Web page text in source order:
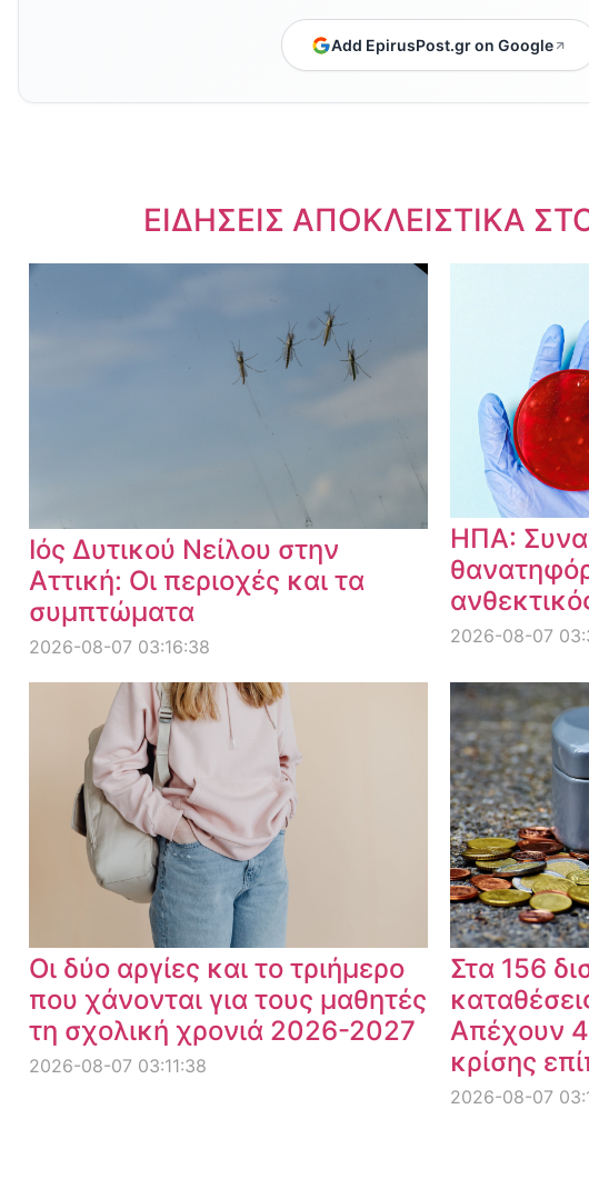
Add EpirusPost.gr on Google
ΕΙΔΗΣΕΙΣ ΑΠΟΚΛΕΙΣΤΙΚΑ
Dnews.gr
Ιός Δυτικού Νείλου στην
Αττική: Οι περιοχές και τα
συμπτώματα
2026-08-07 03:16:38
ΗΠΑ:
2026-08-07
Οι δύο αργίες και το τριήμερο
που χάνονται για τους μαθητές
τη σχολική χρονιά 2026-2027
2026-08-07 03:11:38
Στα 156
Απέχουν
κρίσης
2026-08-07